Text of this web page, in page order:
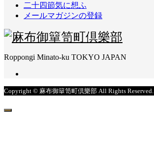
二十四節気に想ふ
メールマガジンの登録
Roppongi Minato-ku TOKYO JAPAN
Copyright © 麻布御簞笥町倶樂部 All Rights Reserved.